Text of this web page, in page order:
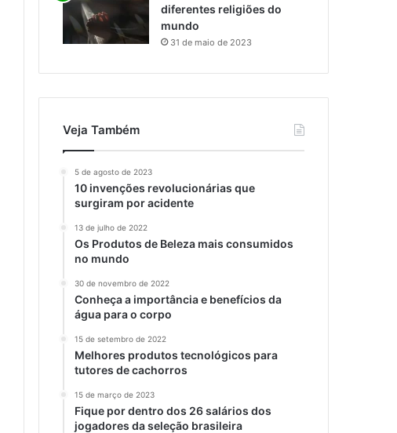
diferentes religiões do
mundo
31 de maio de 2023
Veja Também
5 de agosto de 2023
10 invenções revolucionárias que
surgiram por acidente
13 de julho de 2022
Os Produtos de Beleza mais consumidos
no mundo
30 de novembro de 2022
Conheça a importância e benefícios da
água para o corpo
15 de setembro de 2022
Melhores produtos tecnológicos para
tutores de cachorros
15 de março de 2023
Fique por dentro dos 26 salários dos
jogadores da seleção brasileira